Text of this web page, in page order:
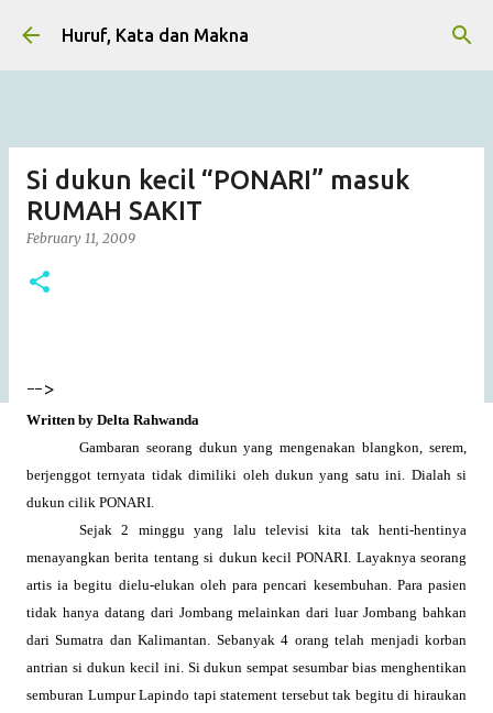
Skip to main content
Huruf, Kata dan Makna
Si dukun kecil “PONARI” masuk
RUMAH SAKIT
February 11, 2009
-->
Written by Delta Rahwanda
Gambaran seorang dukun yang mengenakan blangkon, serem,
berjenggot ternyata tidak dimiliki oleh dukun yang satu ini. Dialah si
dukun cilik PONARI.
Sejak 2 minggu yang lalu televisi kita tak henti-hentinya
menayangkan berita tentang si dukun kecil PONARI. Layaknya seorang
artis ia begitu dielu-elukan oleh para pencari kesembuhan. Parapasien
tidak hanya datang dari Jombang melainkan dari luar Jombang bahkan
dariSumatra danKalimantan. Sebanyak 4 orang telah menjadi korban
antrian si dukun kecil ini. Si dukun sempat sesumbar bias menghentikan
semburan Lumpur Lapindo tapi statement tersebut tak begitu di hiraukan